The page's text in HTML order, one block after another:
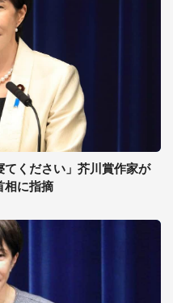
てください」芥川賞作家が
相に指摘